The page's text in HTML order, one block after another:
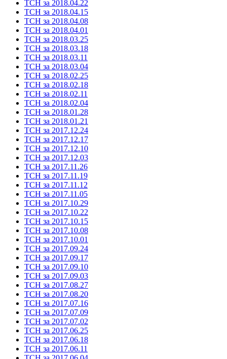
ТСН за 2018.04.22
ТСН за 2018.04.15
ТСН за 2018.04.08
ТСН за 2018.04.01
ТСН за 2018.03.25
ТСН за 2018.03.18
ТСН за 2018.03.11
ТСН за 2018.03.04
ТСН за 2018.02.25
ТСН за 2018.02.18
ТСН за 2018.02.11
ТСН за 2018.02.04
ТСН за 2018.01.28
ТСН за 2018.01.21
ТСН за 2017.12.24
ТСН за 2017.12.17
ТСН за 2017.12.10
ТСН за 2017.12.03
ТСН за 2017.11.26
ТСН за 2017.11.19
ТСН за 2017.11.12
ТСН за 2017.11.05
ТСН за 2017.10.29
ТСН за 2017.10.22
ТСН за 2017.10.15
ТСН за 2017.10.08
ТСН за 2017.10.01
ТСН за 2017.09.24
ТСН за 2017.09.17
ТСН за 2017.09.10
ТСН за 2017.09.03
ТСН за 2017.08.27
ТСН за 2017.08.20
ТСН за 2017.07.16
ТСН за 2017.07.09
ТСН за 2017.07.02
ТСН за 2017.06.25
ТСН за 2017.06.18
ТСН за 2017.06.11